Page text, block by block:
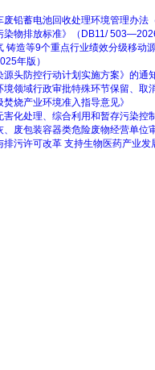
铅蓄电池回收处理环境管理办法
染物排放标准》（DB11/
铸造等9个重点行业绩效分级移动
年版）
头防控行动计划实施方案》的通
领域行政审批特殊环节保留、取
烧产业环境准入指导意见》
化处理、综合利用和暂存污染控
废包装容器类危险废物经营单位
污许可改革 支持生物医药产业发